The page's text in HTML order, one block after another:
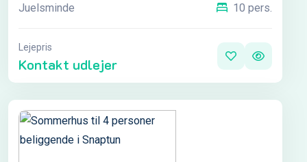
Juelsminde 10 pers.
Lejepris
Kontakt udlejer